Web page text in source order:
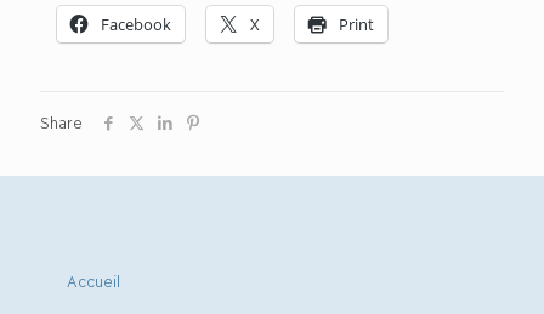
Facebook X Print
Share
Accueil